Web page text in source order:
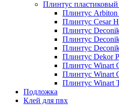
Плинтус
Плинтус
Плинтус Cesar
Плинтус
Плинтус
Плинтус
Плинтус Dekor
Плинтус Winart
Плинтус Winart
Плинтус Winart
Подложка
Клей для пвх